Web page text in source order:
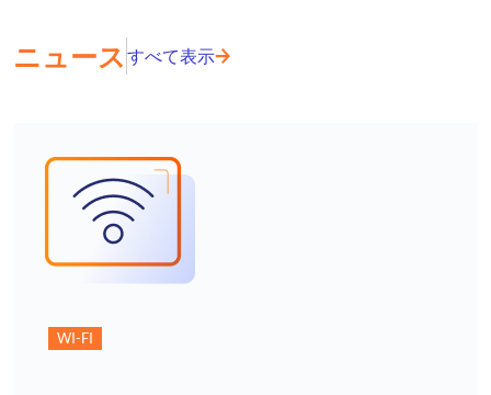
ニュース すべて表示
WI-FI